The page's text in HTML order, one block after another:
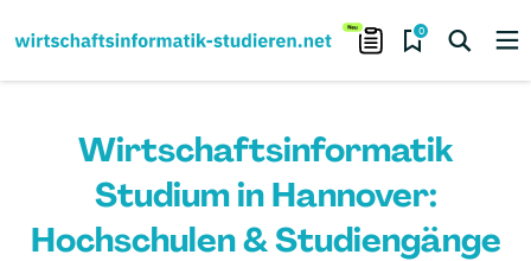
0
Wirtschaftsinformatik
Studium in Hannover:
Hochschulen & Studiengänge